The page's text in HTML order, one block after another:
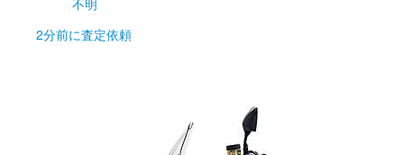
不明
2分前に査定依頼